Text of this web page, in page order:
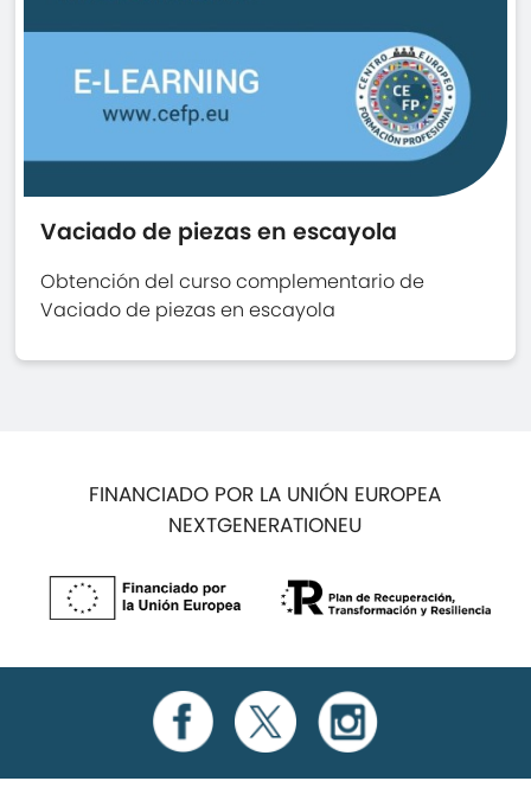
Vaciado de piezas en escayola
Obtención del curso complementario de
Vaciado de piezas en escayola
FINANCIADO POR LA UNIÓN EUROPEA
NEXTGENERATIONEU